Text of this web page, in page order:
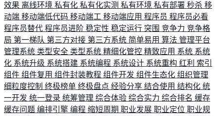
效果 离线环境 私有化 私有化实测 私有环境 私有部署 秒杀 移
动端 移动端低代码 移动端工 移动端应用 程序员 程序员必看
程序员替代 程序员进阶 稳定性 稳定运行 突围 竞争力 竞争格
局 第一梯队 第三方对接 第三方系统 简单易用 算法 管理平台
管理系统 类型安全 类型系统 精细化管控 精致应用 系统 系统
化 系统升级 系统搭建 系统编程 系统设计 系统重构 红利 索引
组件 组件复用 组件封装教程 组件开发 组件生态化 组织管理
细粒度控制 终极榜单 终极盘点 经验分享 结合使用 结构化 统
一开发 统一登录 统筹管理 综合体验 综合实力 综合排名 缓存
缓存问题 编排引擎 编程 缩短周期 职业发展 职业定位 职业规